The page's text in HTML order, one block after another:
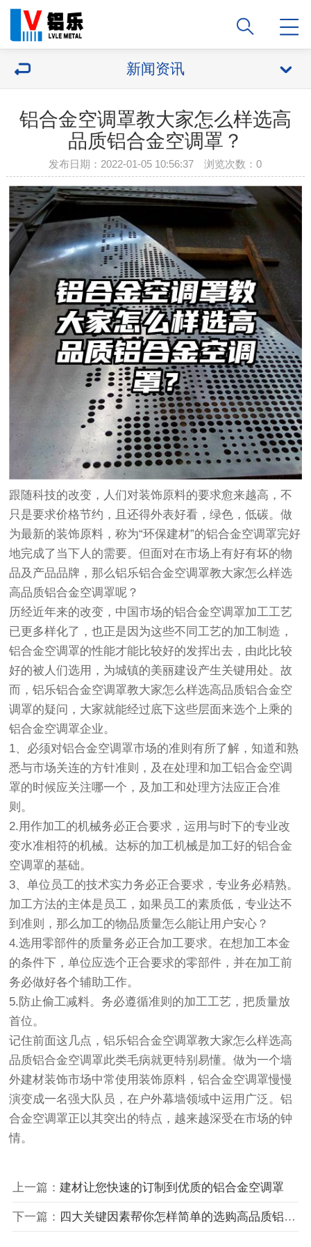
新闻资讯
铝合金空调罩教大家怎么样选高
品质铝合金空调罩？
发布日期：2022-01-05 10:56:37 浏览次数：0
跟随科技的改变，人们对装饰原料的要求愈来越高，不
只是要求价格节约，且还得外表好看，绿色，低碳。做
为最新的装饰原料，称为“环保建材”的铝合金空调罩完好
地完成了当下人的需要。但面对在市场上有好有坏的物
品及产品品牌，那么铝乐铝合金空调罩教大家怎么样选
高品质铝合金空调罩呢？
历经近年来的改变，中国市场的铝合金空调罩加工工艺
已更多样化了，也正是因为这些不同工艺的加工制造，
铝合金空调罩的性能才能比较好的发挥出去，由此比较
好的被人们选用，为城镇的美丽建设产生关键用处。故
而，铝乐铝合金空调罩教大家怎么样选高品质铝合金空
调罩的疑问，大家就能经过底下这些层面来选个上乘的
铝合金空调罩企业。
1、必须对铝合金空调罩市场的准则有所了解，知道和熟
悉与市场关连的方针准则，及在处理和加工铝合金空调
罩的时候应关注哪一个，及加工和处理方法应正合准
则。
2.用作加工的机械务必正合要求，运用与时下的专业改
变水准相符的机械。达标的加工机械是加工好的铝合金
空调罩的基础。
3、单位员工的技术实力务必正合要求，专业务必精熟。
加工方法的主体是员工，如果员工的素质低，专业达不
到准则，那么加工的物品质量怎么能让用户安心？
4.选用零部件的质量务必正合加工要求。在想加工本金
的条件下，单位应选个正合要求的零部件，并在加工前
务必做好各个辅助工作。
5.防止偷工减料。务必遵循准则的加工工艺，把质量放
首位。
记住前面这几点，铝乐铝合金空调罩教大家怎么样选高
品质铝合金空调罩此类毛病就更特别易懂。做为一个墙
外建材装饰市场中常使用装饰原料，铝合金空调罩慢慢
演变成一名强大队员，在户外幕墙领域中运用广泛。铝
合金空调罩正以其突出的特点，越来越深受在市场的钟
情。
上一篇： 建材让您快速的订制到优质的铝合金空调罩
下一篇： 四大关键因素帮你怎样简单的选购高品质铝合金空调罩